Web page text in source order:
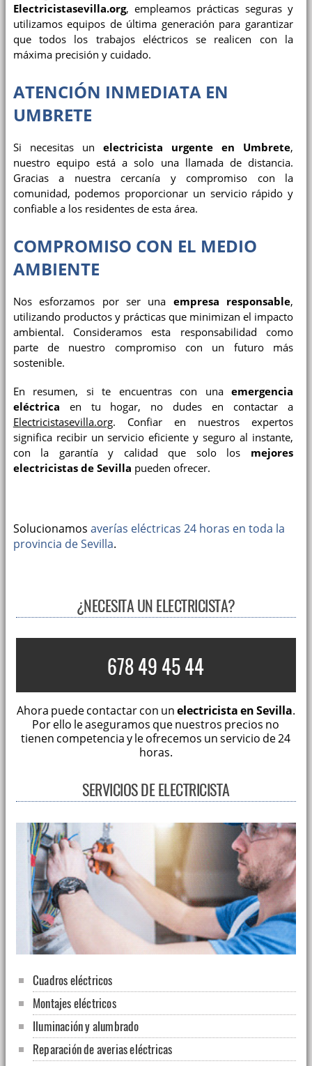
Electricistasevilla.org, empleamos prácticas seguras y
utilizamos equipos de última generación para garantizar
que todos los trabajos eléctricos se realicen con la
máxima precisión y cuidado.
ATENCIÓN INMEDIATA EN
UMBRETE
Si necesitas un electricista urgente en Umbrete,
nuestro equipo está a solo una llamada de distancia.
Gracias a nuestra cercanía y compromiso con la
comunidad, podemos proporcionar un servicio rápido y
confiable a los residentes de esta área.
COMPROMISO CON EL MEDIO
AMBIENTE
Nos esforzamos por ser una empresa responsable,
utilizando productos y prácticas que minimizan el impacto
ambiental. Consideramos esta responsabilidad como
parte de nuestro compromiso con un futuro más
sostenible.
En resumen, si te encuentras con una emergencia
eléctrica en tu hogar, no dudes en contactar a
Electricistasevilla.org. Confiar en nuestros expertos
significa recibir un servicio eficiente y seguro al instante,
con la garantía y calidad que solo los mejores
electricistas de Sevilla pueden ofrecer.
Solucionamos averías eléctricas 24 horas en toda la
provincia de Sevilla.
¿NECESITA UN ELECTRICISTA?
678 49 45 44
Ahora puede contactar con unelectricista en Sevilla.
Por ello le aseguramos que nuestros precios no
tienen competencia y le ofrecemos un servicio de 24
horas.
SERVICIOS DE ELECTRICISTA
Cuadros eléctricos
Montajes eléctricos
Iluminación y alumbrado
Reparación de averias eléctricas